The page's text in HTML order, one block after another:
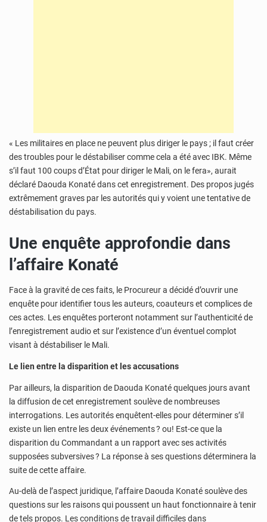
« Les militaires en place ne peuvent plus diriger le pays ; il faut créer
des troubles pour le déstabilisercomme cela a été avec IBK. Même
s’il faut 100 coups d’État pour diriger le Mali, on le fera», aurait
déclaré Daouda Konaté dans cet enregistrement. Des propos jugés
extrêmement graves par les autorités qui y voient une tentative de
déstabilisation du pays.
Une enquête approfondie dans
l’affaire Konaté
Face à la gravité de ces faits, le Procureur a décidé d’ouvrir une
enquête pour identifier tous les auteurs, coauteurs et complices de
ces actes. Les enquêtes porteront notamment sur l’authenticité de
l’enregistrement audio et sur l’existence d’un éventuel complot
visant à déstabiliser le Mali.
Le lien entre la disparition et les accusations
Par ailleurs, la disparition de Daouda Konaté quelques jours avant
la diffusion de cet enregistrement soulève de nombreuses
interrogations. Les autorités enquêtent-elles pour déterminer s’il
existe un lien entre les deux événements ? ou! Est-ce que la
disparition du Commandant a un rapport avec ses activités
supposées subversives ? La réponse à ses questions déterminera la
suite de cette affaire.
Au-delà de l’aspect juridique, l’affaire Daouda Konaté soulève des
questions sur les raisons qui poussent un haut fonctionnaire à tenir
de tels propos. Les conditions de travail difficiles dans